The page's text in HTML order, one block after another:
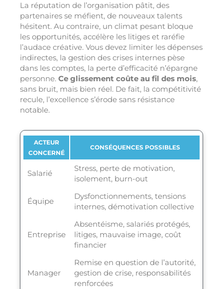
La réputation de l’organisation pâtit, des
partenaires se méfient, de nouveaux talents
hésitent. Au contraire, un climat pesant bloque
les opportunités, accélère les litiges et raréfie
l’audace créative. Vous devez limiter les dépenses
indirectes, la gestion des crises internes pèse
dans les comptes, la perte d’efficacité n’épargne
personne. Ce glissement coûte au fil des mois,
sans bruit, mais bien réel. De fait, la compétitivité
recule, l’excellence s’érode sans résistance
notable.
ACTEUR
CONCERNÉ
CONSÉQUENCES POSSIBLES
Salarié
Stress, perte de motivation,
isolement, burn-out
Équipe
Dysfonctionnements, tensions
internes, démotivation collective
Entreprise
Absentéisme, salariés protégés,
litiges, mauvaise image, coût
financier
Manager
Remise en question de l’autorité,
gestion de crise, responsabilités
renforcées